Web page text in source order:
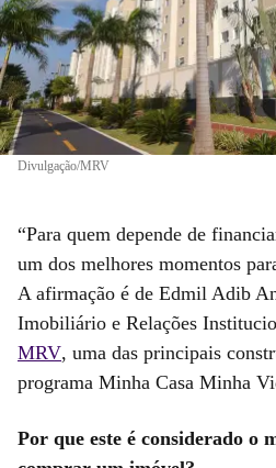
Divulgação/MRV
“Para quem depende de
um dos melhores momentos
A afirmação é de Edmil Adib
Imobiliário e Relações
MRV, uma das principais
programa Minha Casa Minha
Por que este é considerado o